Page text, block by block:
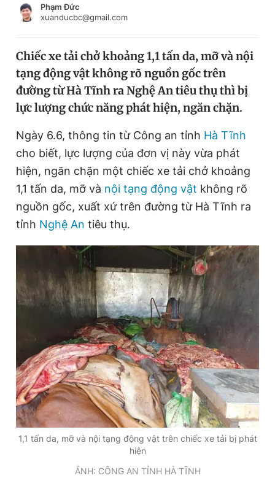
Chào ngày mới
Video Magazine
Sản phẩm khác
Tiện ích Bạn cần biết
Thông tin tòa soạn Liên hệ quảng cáo
Đọc Thanh Niên trên điện thoại
Theo dõi báo trên
Hotline
0906 645 777
Liên hệ quảng cáo
0908 780 404
Đặt báo Quảng cáo RSS Tòa soạn Chính sách bảo
Phó tổng biên tập thường trực: Hải Thành
Phạm Đức
xuanducbc@gmail.com
Chiếc xe tải chở khoảng 1,1 tấn da, mỡ và nội
tạng động vật không rõ nguồn gốc trên
đường từ Hà Tĩnh ra Nghệ An tiêu thụ thì bị
lực lượng chức năng phát hiện, ngăn chặn.
Ngày 6.6, thông tin từ Công an tỉnh Hà Tĩnh
cho biết, lực lượng của đơn vị này vừa phát
hiện, ngăn chặn một chiếc xe tải chở khoảng
1,1 tấn da, mỡ và nội tạng động vật không rõ
nguồn gốc, xuất xứ trên đường từ Hà Tĩnh ra
tỉnh Nghệ An tiêu thụ.
1,1 tấn da, mỡ và nội tạng động vật trên chiếc xe tải bị phát
hiện
ẢNH: CÔNG AN TỈNH HÀ TĨNH